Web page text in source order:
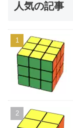
人気の記事